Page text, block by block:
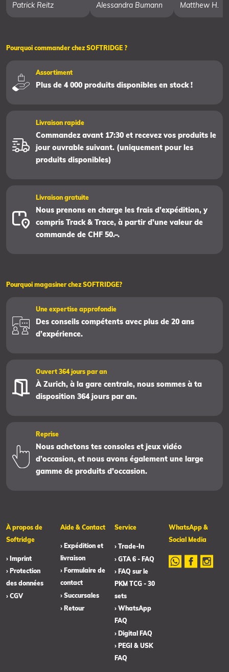
Patrick Reitz Alessandra Bumann Matthew H.
Pourquoi commander chez SOFTRIDGE ?
Assortiment
Plus de 4 000 produits disponibles en stock !
Livraison rapide
Commandez avant 17:30 et recevez vos produits le
jour ouvrable suivant. (uniquement pour les
produits disponibles)
Livraison gratuite
Nous prenons en charge les frais d’expédition, y
compris Track & Trace, à partir d’une valeur de
commande de CHF 50.–.
Pourquoi magasiner chez SOFTRIDGE?
Une expertise approfondie
Des conseils compétents avec plus de 20 ans
d’expérience.
Ouvert 364 jours par an
À Zurich, à la gare centrale, nous sommes à ta
disposition 364 jours par an.
Reprise
Nous achetons tes consoles et jeux vidéo
d’occasion, et nous avons également une large
gamme de produits d’occasion.
À propos de
Softridge
› Imprint
› Protection
des données
› CGV
Aide & Contact
› Expédition et
livraison
› Formulaire de
contact
› Succursales
› Retour
Service
› Trade-In
› GTA 6 - FAQ
› FAQ sur le
PKM TCG - 30
sets
› WhatsApp
FAQ
› Digital FAQ
› PEGI & USK
FAQ
WhatsApp &
Social Media